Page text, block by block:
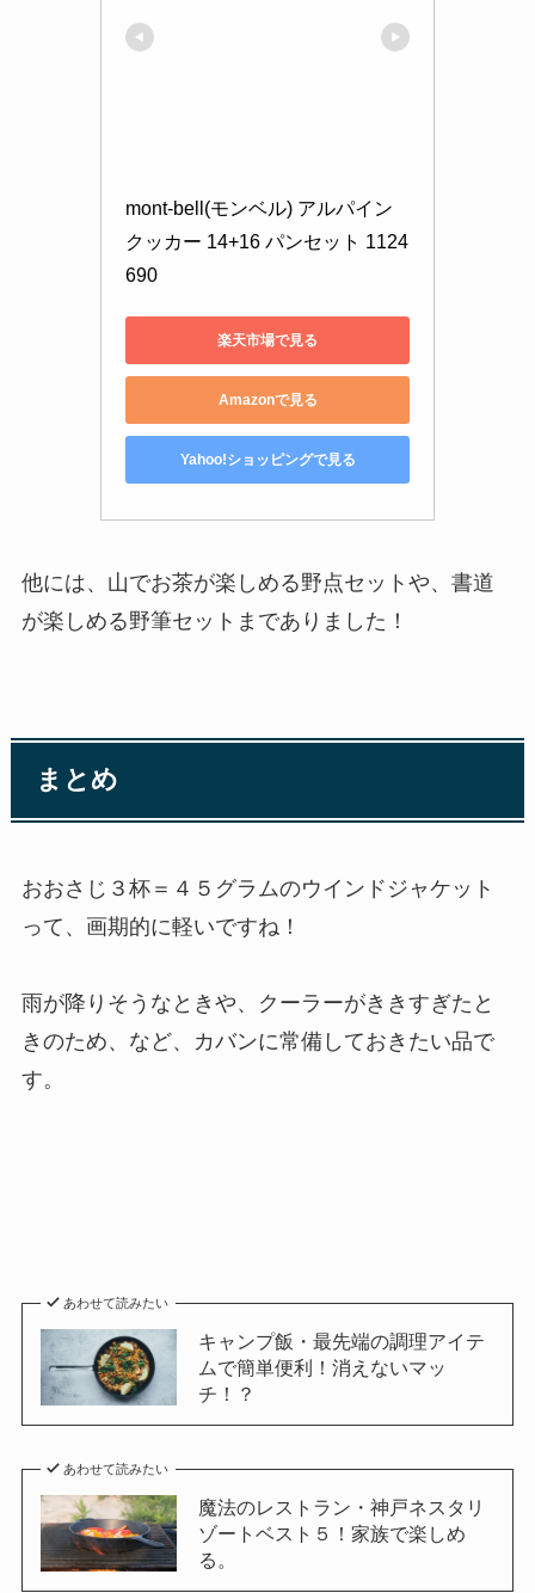
mont-bell(モンベル) アルパイン
クッカー 14+16 パンセット 1124
690
楽天市場で見る
Amazonで見る
Yahoo!ショッピングで見る
他には、山でお茶が楽しめる野点セットや、書道
が楽しめる野筆セットまでありました！
まとめ
おおさじ３杯＝４５グラムのウインドジャケット
って、画期的に軽いですね！
雨が降りそうなときや、クーラーがききすぎたと
きのため、など、カバンに常備しておきたい品で
す。
あわせて読みたい
キャンプ飯・最先端の調理アイテ
ムで簡単便利！消えないマッ
チ！？
あわせて読みたい
魔法のレストラン・神戸ネスタリ
ゾートベスト５！家族で楽しめ
る。